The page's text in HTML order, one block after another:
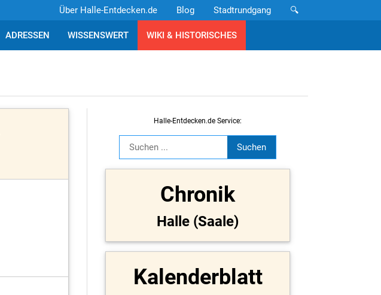
🔍
Stadtrundgang
Blog
Über Halle-Entdecken.de
ADRESSEN WISSENSWERT WIKI & HISTORISCHES
Halle-Entdecken.de Service:
Chronik
Halle (Saale)
Kalenderblatt